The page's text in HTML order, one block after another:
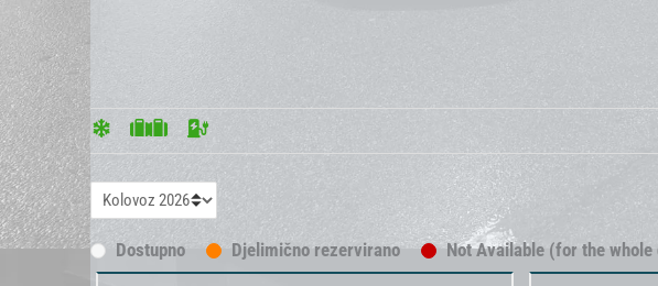
Dostupno Djelimično rezervirano Not Available (for the